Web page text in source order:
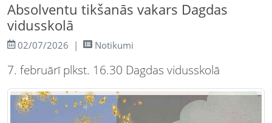
Absolventu tikšanās vakars Dagdas
vidusskolā
02/07/2026 Notikumi
7. februārī plkst. 16.30 Dagdas vidusskolā